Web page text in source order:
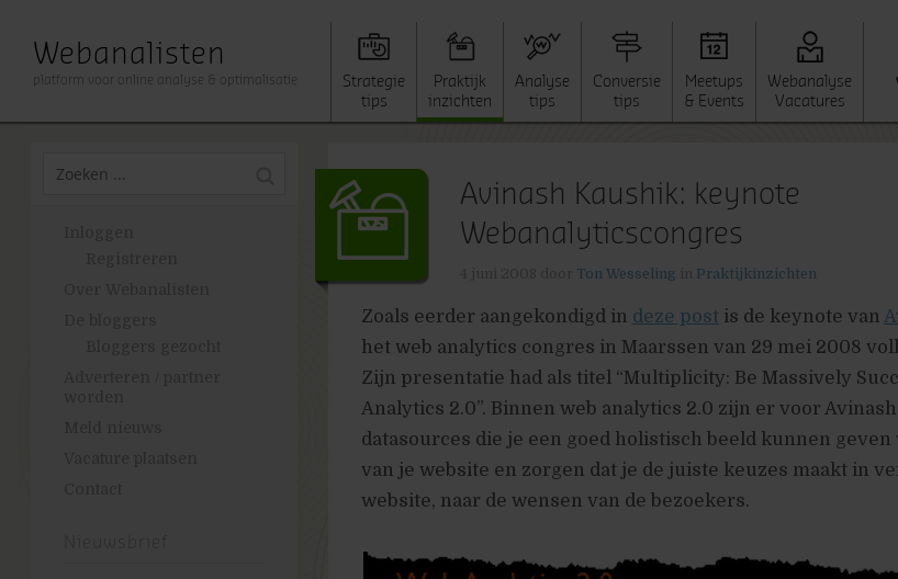
Webanalisten
platform voor online analyse & optimalisatie
Strategie
tips
Praktijk
inzichten
Analyse
tips
Conversie
tips
Meetups
& Events
Webanalyse
Vacatures
Avinash Kaushik: keynote
Webanalyticscongres
Ton Wesseling Praktijkinzichten
Zoals eerder aangekondigd in deze postis de keynote van
het web analytics congres in Maarssen van 29 mei 2008
Zijn presentatie had als titel “Multiplicity: Be Massively
Analytics 2.0”. Binnen web analytics 2.0 zijn er voor
datasources die je een goed holistisch beeld kunnen geven
van je website en zorgen dat je de juiste keuzes maakt in
website, naar de wensen van de bezoekers.